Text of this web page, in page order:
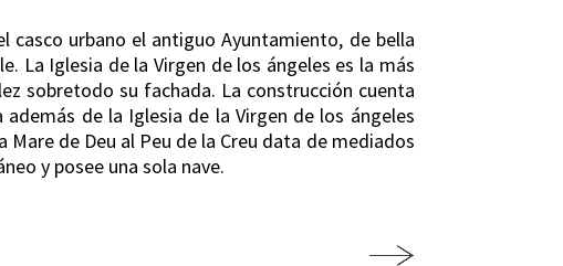
casco urbano el antiguo Ayuntamiento, de bella
La Iglesia de la Virgen de los ángeles es la más
sobretodo su fachada. La construcción cuenta
de la Iglesia de la Virgen de los ángeles
Mare de Deu al Peu de la Creu data de mediados
y posee una sola nave.